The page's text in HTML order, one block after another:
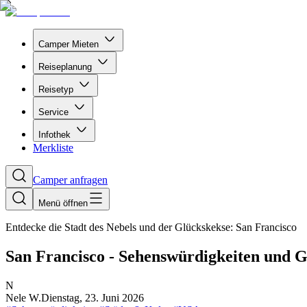
Camper Mieten
Reiseplanung
Reisetyp
Service
Infothek
Merkliste
Camper anfragen
Menü öffnen
Entdecke die Stadt des Nebels und der Glückskekse: San Francisco
San Francisco - Sehenswürdigkeiten und
N
Nele W.Dienstag, 23. Juni 2026